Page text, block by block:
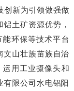
创新为引领做强做
土矿资源优势，
环保等技术平台
文山壮族苗族自治
用工业摄像头和
限公司水电铝阳